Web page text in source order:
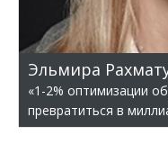
Эльмира
«1-2% оптимизации
превратиться в